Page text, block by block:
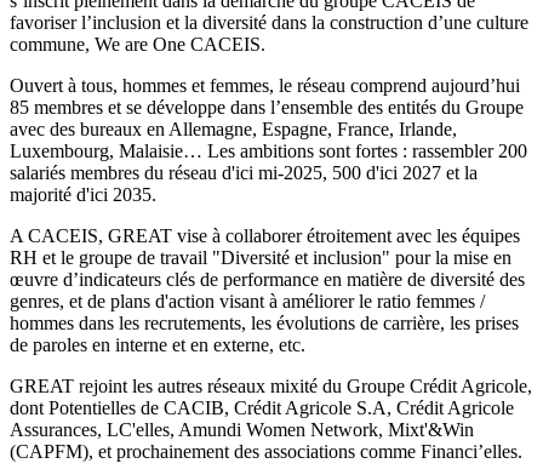
favoriser l’inclusion et la diversité dans la construction d’une culture
commune, We are One CACEIS.
Ouvert à tous, hommes et femmes, le réseau comprend aujourd’hui
85 membres et se développe dans l’ensemble des entités du Groupe
avec des bureaux en Allemagne, Espagne, France, Irlande,
Luxembourg, Malaisie… Les ambitions sont fortes : rassembler 200
salariés membres du réseau d'ici mi-2025, 500 d'ici 2027 et la
majorité d'ici 2035.
A CACEIS, GREAT vise à collaborer étroitement avec les équipes
RH et le groupe de travail "Diversité et inclusion" pour la mise en
œuvre d’indicateurs clés de performance en matière de diversité des
genres, et de plans d'action visant à améliorer le ratio femmes /
hommes dans les recrutements, les évolutions de carrière, les prises
de paroles en interne et en externe, etc.
GREAT rejoint les autres réseaux mixité du Groupe Crédit Agricole,
dont Potentielles de CACIB, Crédit Agricole S.A, Crédit Agricole
Assurances, LC'elles, Amundi Women Network, Mixt'&Win
(CAPFM), et prochainement des associations comme Financi’elles.